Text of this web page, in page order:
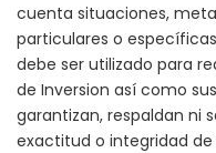
cuenta situaciones,
particulares o
debe ser utilizado para
de Inversion así como
garantizan, respaldan ni
exactitud o integridad